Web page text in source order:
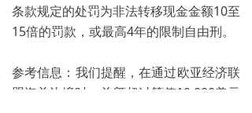
条款规定的处罚为非法转移现金金额10至
15倍的罚款，或最高4年的限制自由刑。
参考信息：我们提醒，在通过欧亚经济联
盟海关边境时，总额超过等值10,000美元